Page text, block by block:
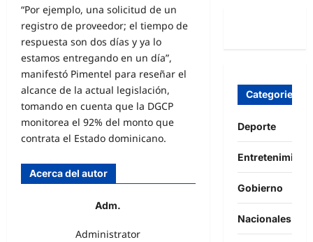
“Por ejemplo, una solicitud de un
registro de proveedor; el tiempo de
respuesta son dos días y ya lo
estamos entregando en un día”,
manifestó Pimentel para reseñar el
alcance de la actual legislación,
tomando en cuenta que la DGCP
monitorea el 92% del monto que
contrata el Estado dominicano.
Acerca del autor
Adm.
Administrator
Categories
Deporte
Gobierno
Nacionales